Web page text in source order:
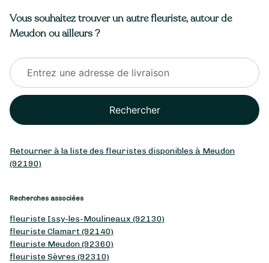
Vous souhaitez trouver un autre fleuriste, autour de
Meudon ou ailleurs ?
Rechercher
Retourner à la liste des fleuristes disponibles à Meudon
(92190)
Recherches associées
fleuriste Issy-les-Moulineaux (92130)
fleuriste Clamart (92140)
fleuriste Meudon (92360)
fleuriste Sèvres (92310)